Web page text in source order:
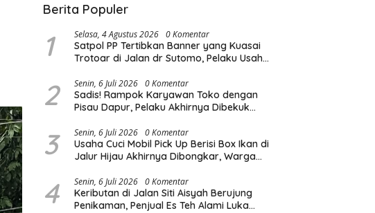
Berita Populer
1 Selasa, 4 Agustus 2026 0 Komentar
Satpol PP Tertibkan Banner yang Kuasai
Trotoar di Jalan dr Sutomo, Pelaku Usaha
2 Senin, 6 Juli 2026 0 Komentar
Sadis! Rampok Karyawan Toko dengan
Pisau Dapur, Pelaku Akhirnya Dibekuk
3 Senin, 6 Juli 2026 0 Komentar
Usaha Cuci Mobil Pick Up Berisi Box Ikan di
Jalur Hijau Akhirnya Dibongkar, Warga
Limbah
4 Senin, 6 Juli 2026 0 Komentar
Keributan di Jalan Siti Aisyah Berujung
Penikaman, Penjual Es Teh Alami Luka